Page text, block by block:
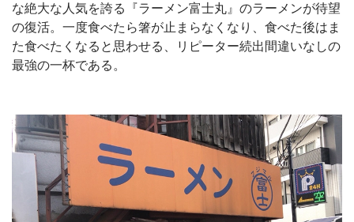
な絶大な人気を誇る『ラーメン富士丸』のラーメンが待望
の復活。一度食べたら箸が止まらなくなり、食べた後はま
た食べたくなると思わせる、リピーター続出間違いなしの
最強の一杯である。